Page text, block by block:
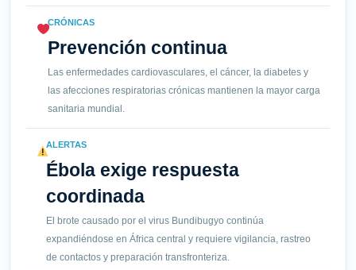
CRÓNICAS
Prevención continua
Las enfermedades cardiovasculares, el cáncer, la diabetes y
las afecciones respiratorias crónicas mantienen la mayor carga
sanitaria mundial.
ALERTAS
Ébola exige respuesta
coordinada
El brote causado por el virus Bundibugyo continúa
expandiéndose en África central y requiere vigilancia, rastreo
de contactos y preparación transfronteriza.